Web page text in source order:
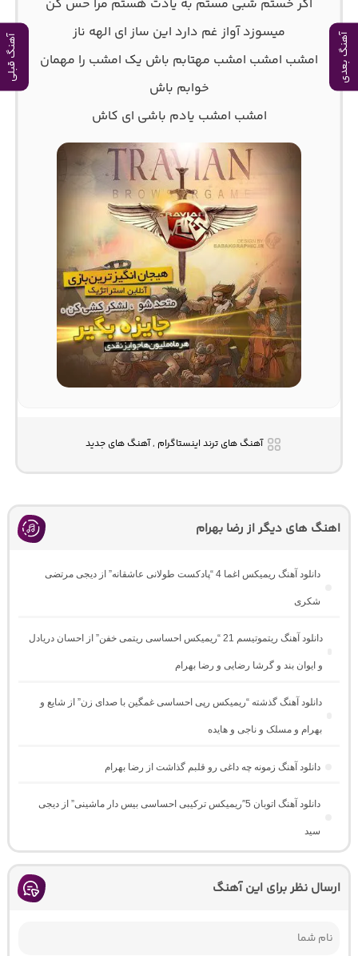
آهنگ بعدی آهنگ قبلی
اگر خستم شبی مستم به یادت هستم مرا حس کن
میسوزد آواز غم دارد این ساز ای الهه ناز
امشب امشب امشب مهتابم باش یک امشب را مهمان
خوابم باش
امشب امشب یادم باشی ای کاش
آهنگ های ترند اینستاگرام , آهنگ های جدید
اهنگ های دیگر از رضا بهرام
دانلود آهنگ ریمیکس اغما 4 “پادکست طولانی عاشقانه” از دیجی مرتضی
شکری
دانلود آهنگ ریتموتیسم 21 “ریمیکس احساسی ریتمی خفن” از احسان دریادل
و ایوان بند و گرشا رضایی و رضا بهرام
دانلود آهنگ گذشته “ریمیکس رپی احساسی غمگین با صدای زن” از شایع و
بهرام و مسلک و ناجی و هایده
دانلود آهنگ زمونه چه داغی رو قلبم گذاشت از رضا بهرام
دانلود آهنگ اتوبان 5″ریمیکس ترکیبی احساسی بیس دار ماشینی” از دیجی
سید
ارسال نظر برای این آهنگ